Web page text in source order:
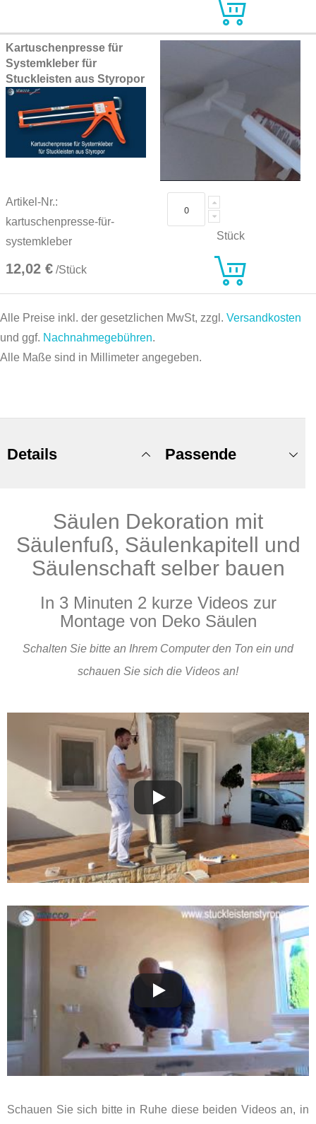
Kartuschenpresse für
Systemkleber für
Stuckleisten aus Styropor
Artikel-Nr.:
kartuschenpresse-für-
systemkleber
12,02 € /Stück
Stück
Alle Preise inkl. der gesetzlichen MwSt, zzgl. Versandkosten
und ggf. Nachnahmegebühren.
Alle Maße sind in Millimeter angegeben.
Details
Säulen Dekoration mit
Säulenfuß, Säulenkapitell und
Säulenschaft selber bauen
In 3 Minuten 2 kurze Videos zur
Montage von Deko Säulen
Schalten Sie bitte an Ihrem Computer den Ton ein und
schauen Sie sich die Videos an!
Schauen Sie sich bitte in Ruhe diese beiden Videos an, in
Passende
Produkte